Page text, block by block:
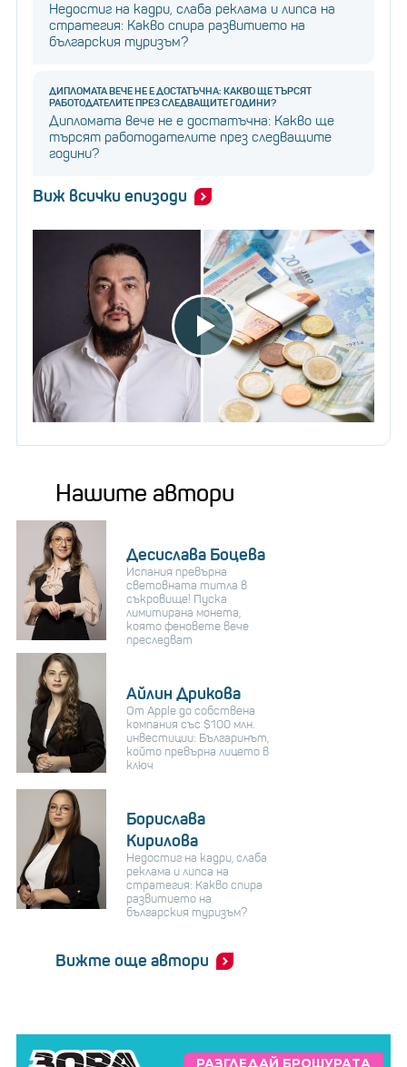
Недостиг на кадри, слаба реклама и липса на
стратегия: Какво спира развитието на
българския туризъм?
ДИПЛОМАТА ВЕЧЕ НЕ Е ДОСТАТЪЧНА: КАКВО ЩЕ ТЪРСЯТ
РАБОТОДАТЕЛИТЕ ПРЕЗ СЛЕДВАЩИТЕ ГОДИНИ?
Дипломата вече не е достатъчна: Какво ще
търсят работодателите през следващите
години?
Виж всички епизоди
Нашите автори
Десислава Боцева
Испания превърна
световната титла в
съкровище! Пуска
лимитирана монета,
която феновете вече
преследват
Айлин Дрикова
От Apple до собствена
компания със $100 млн.
инвестиции: Българинът,
който превърна лицето в
ключ
Борислава
Кирилова
Недостиг на кадри, слаба
реклама и липса на
стратегия: Какво спира
развитието на
българския туризъм?
Вижте още автори
РАЗГЛЕДАЙ БРОШУРАТА